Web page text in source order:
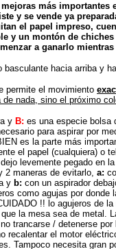
mejoras más
y se vende ya
el papel impreso,
y un montón de
a ganarlo
basculante hacia arriba y
permite el movimiento
de nada, sino el próximo
y B: es una especie bolsa
para aspirar por
es la parte más
el papel (cualquiera) o
levemente pegado en
2 maneras de evitarlo, a:
y b: con un aspirador
como agujas por
!! lo agujeros de
la mesa sea de metal.
trancarse / detenerse
recalentar el motor
Tampoco necesita gran